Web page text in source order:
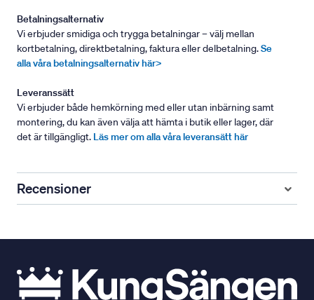
Betalningsalternativ
Vi erbjuder smidiga och trygga betalningar – välj mellan
kortbetalning, direktbetalning, faktura eller delbetalning.Se
alla våra betalningsalternativ här>
Leveranssätt
Vi erbjuder både hemkörning med eller utan inbärning samt
montering, du kan även välja att hämta i butik eller lager, där
det är tillgängligt. Läs mer om alla våra leveransätt här
Recensioner